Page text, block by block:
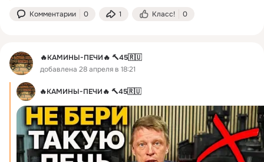
Комментарии 0 1 Класс! 0
🔥КАМИНЫ-ПЕЧИ🔥 🔨45🇷🇺
добавлена 28 апреля в 18:21
🔥КАМИНЫ-ПЕЧИ🔥 🔨45🇷🇺